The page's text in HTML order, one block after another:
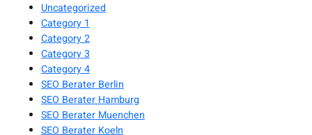
Uncategorized
Category 1
Category 2
Category 3
Category 4
SEO Berater Berlin
SEO Berater Hamburg
SEO Berater Muenchen
SEO Berater Koeln